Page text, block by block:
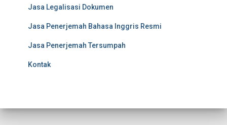
Jasa Legalisasi Dokumen
Jasa Penerjemah Bahasa Inggris Resmi
Jasa Penerjemah Tersumpah
Kontak